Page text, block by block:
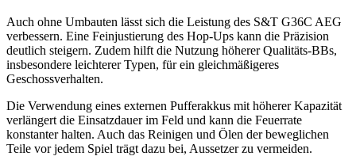
Auch ohne Umbauten lässt sich die Leistung des S&T G36C AEG
verbessern. Eine Feinjustierung des Hop-Ups kann die Präzision
deutlich steigern. Zudem hilft die Nutzung höherer Qualitäts-BBs,
insbesondere leichterer Typen, für ein gleichmäßigeres
Geschossverhalten.
Die Verwendung eines externen Pufferakkus mit höherer Kapazität
verlängert die Einsatzdauer im Feld und kann die Feuerrate
konstanter halten. Auch das Reinigen und Ölen der beweglichen
Teile vor jedem Spiel trägt dazu bei, Aussetzer zu vermeiden.